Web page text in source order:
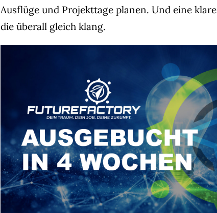
Ausflüge und Projekttage planen. Und eine
die überall gleich klang.